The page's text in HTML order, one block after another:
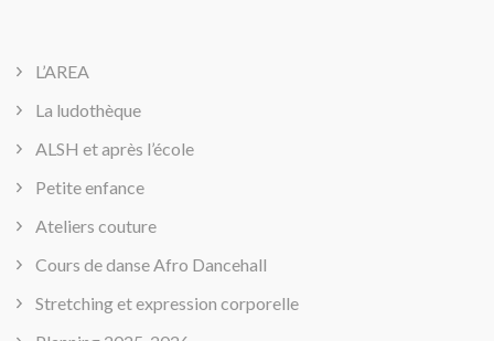
L’AREA
La ludothèque
ALSH et après l’école
Petite enfance
Ateliers couture
Cours de danse Afro Dancehall
Stretching et expression corporelle